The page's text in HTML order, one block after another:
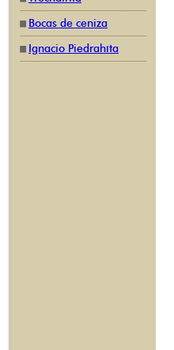
Bocas de ceniza
Ignacio Piedrahíta